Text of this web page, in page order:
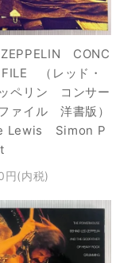
ZEPPELIN CONC
（レッド・
ペリン コンサー
ァイル 洋書版）
Lewis Simon P
円(内税)